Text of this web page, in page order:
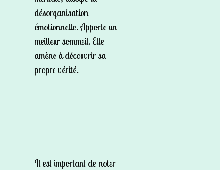
désorganisation
émotionnelle. Apporte un
meilleur sommeil. Elle
amène à découvrir sa
propre vérité.
Il est important de noter